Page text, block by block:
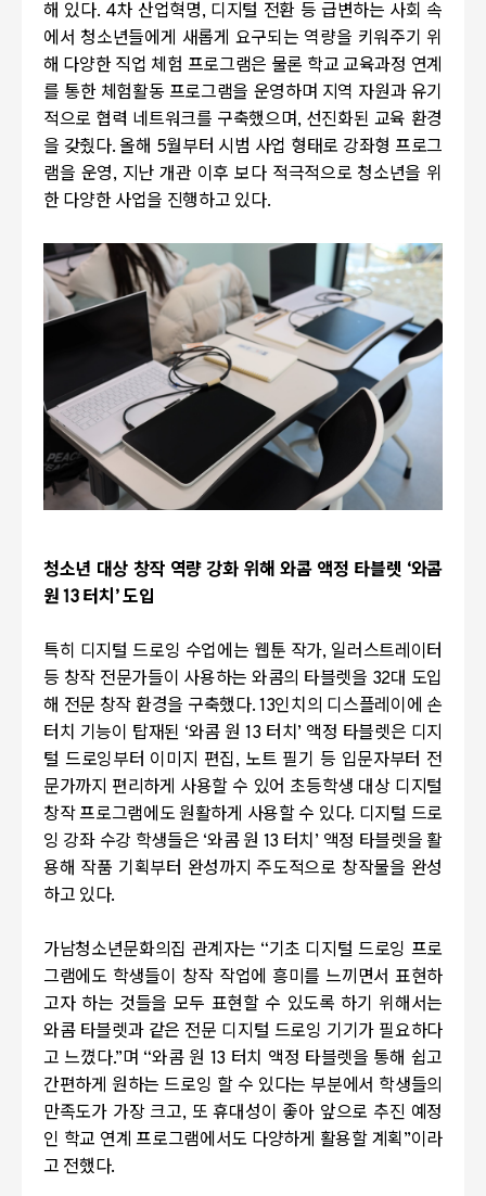
해 있다. 4차 산업혁명, 디지털 전환 등 급변하는 사회 속
에서 청소년들에게 새롭게 요구되는 역량을 키워주기 위
해 다양한 직업 체험 프로그램은 물론 학교 교육과정 연계
를 통한 체험활동 프로그램을 운영하며 지역 자원과 유기
적으로 협력 네트워크를 구축했으며, 선진화된 교육 환경
을 갖췄다. 올해 5월부터 시범 사업 형태로 강좌형 프로그
램을 운영, 지난 개관 이후 보다 적극적으로 청소년을 위
한 다양한 사업을 진행하고 있다.
청소년 대상 창작 역량 강화 위해 와콤 액정 타블렛 ‘와콤
원 13 터치’도입
특히 디지털 드로잉 수업에는 웹툰 작가, 일러스트레이터
등 창작 전문가들이 사용하는 와콤의 타블렛을 32대 도입
해 전문 창작 환경을 구축했다. 13인치의 디스플레이에 손
터치 기능이 탑재된 ‘와콤 원 13 터치’ 액정 타블렛은 디지
털 드로잉부터 이미지 편집, 노트 필기 등 입문자부터 전
문가까지 편리하게 사용할 수 있어 초등학생 대상 디지털
창작 프로그램에도 원활하게 사용할 수 있다. 디지털 드로
잉 강좌 수강 학생들은 ‘와콤 원 13 터치’ 액정 타블렛을 활
용해 작품 기획부터 완성까지 주도적으로 창작물을 완성
하고 있다.
가남청소년문화의집 관계자는 “기초 디지털 드로잉 프로
그램에도 학생들이 창작 작업에 흥미를 느끼면서 표현하
고자 하는 것들을 모두 표현할 수 있도록 하기 위해서는
와콤 타블렛과 같은 전문 디지털 드로잉 기기가 필요하다
고 느꼈다.”며 “와콤 원 13 터치 액정 타블렛을 통해 쉽고
간편하게 원하는 드로잉 할 수 있다는 부분에서 학생들의
만족도가 가장 크고, 또 휴대성이 좋아 앞으로 추진 예정
인 학교 연계 프로그램에서도 다양하게 활용할 계획”이라
고 전했다.